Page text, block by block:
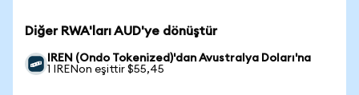
Diğer RWA'ları AUD'ye dönüştür
IREN (Ondo Tokenized)'dan Avustralya Doları'na
1 IRENon eşittir $55,45